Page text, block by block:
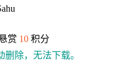
赏 10 积分
除，无法下载。